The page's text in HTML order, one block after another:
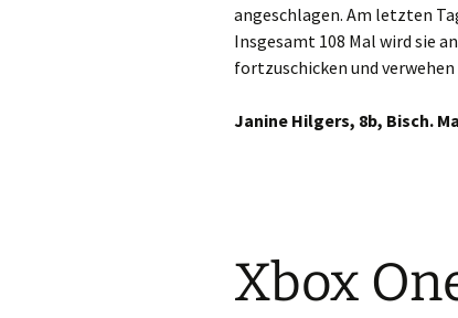
angeschlagen. Am letzten
Insgesamt 108 Mal wird sie
fortzuschicken und verwehen
Janine Hilgers, 8b, Bisch.
Xbox